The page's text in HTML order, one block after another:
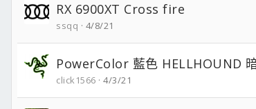
RX 6900XT Cross fire
ssqq 4/8/21
PowerColor 藍色 HELLHOUND
click1566 4/3/21